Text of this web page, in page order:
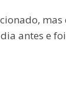
antes e